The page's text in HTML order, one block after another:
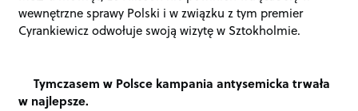
wewnętrzne sprawy Polski i w związku z tym premier
Cyrankiewicz odwołuje swoją wizytę w Sztokholmie.
Tymczasem w Polsce kampania antysemicka trwała
w najlepsze.